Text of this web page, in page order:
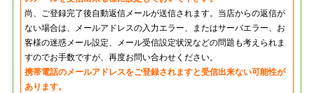
尚、ご登録完了後自動返信メールが送信されます。当店からの返信が
ない場合は、メールアドレスの入力エラー、またはサーバエラー、お
客様の迷惑メール設定、メール受信設定状況などの問題も考えられま
すのでお手数ですが、再度お問い合わせください。
携帯電話のメールアドレスをご登録されますと受信出来ない可能性が
あります。